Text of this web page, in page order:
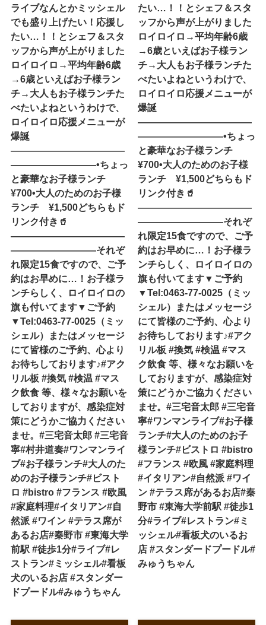
ライブなんとかミッシェル
でも盛り上げたい！応援し
たい…！！とシェフ＆スタ
ッフから声が上がりました
ロイロイロ→平均年齢6歳
→6歳といえばお子様ラン
チ→大人もお子様ランチた
べたいよね︎というわけで、
ロイロイロ応援メニューが
爆誕
————————————
—————————•ちょっ
と豪華なお子様ランチ
¥700•大人のためのお子様
ランチ ¥1,500どちらもド
リンク付き🥤
————————————
—————————それぞ
れ限定15食ですので、ご予
約はお早めに…！お子様ラ
ンチらしく、ロイロイロの
旗も付いてます▼ご予約
▼Tel:0463-77-0025（ミッ
シェル）またはメッセージ
にて皆様のご予約、心より
お待ちしております♪#アク
リル板 #換気 #検温 #マス
ク飲食 等、様々なお願いを
しておりますが、感染症対
策にどうかご協力ください
ませ。#三宅音太郎 #三宅音
寧#村井道奏#ワンマンライ
ブ#お子様ランチ#大人のた
めのお子様ランチ#ビスト
ロ #bistro #フランス #欧風
#家庭料理#イタリアン#自
然派 #ワイン #テラス席が
あるお店#秦野市 #東海大学
前駅 #徒歩1分#ライブ#レ
ストラン#ミッシェル#看板
犬のいるお店 #スタンダー
ドプードル#みゅうちゃん
たい…！！とシェフ＆スタ
ッフから声が上がりました
ロイロイロ→平均年齢6歳
→6歳といえばお子様ラン
チ→大人もお子様ランチた
べたいよね︎というわけで、
ロイロイロ応援メニューが
爆誕
————————————
—————————•ちょっ
と豪華なお子様ランチ
¥700•大人のためのお子様
ランチ ¥1,500どちらもド
リンク付き🥤
————————————
—————————それぞ
れ限定15食ですので、ご予
約はお早めに…！お子様ラ
ンチらしく、ロイロイロの
旗も付いてます▼ご予約
▼Tel:0463-77-0025（ミッ
シェル）またはメッセージ
にて皆様のご予約、心より
お待ちしております♪#アク
リル板 #換気 #検温 #マス
ク飲食 等、様々なお願いを
しておりますが、感染症対
策にどうかご協力ください
ませ。#三宅音太郎 #三宅音
寧#ワンマンライブ#お子様
ランチ#大人のためのお子
様ランチ#ビストロ #bistro
#フランス #欧風 #家庭料理
#イタリアン#自然派 #ワイ
ン #テラス席があるお店#秦
野市 #東海大学前駅 #徒歩1
分#ライブ#レストラン#ミ
ッシェル#看板犬のいるお
店 #スタンダードプードル#
みゅうちゃん